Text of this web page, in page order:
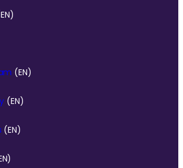
(EN)
(EN)
(EN)